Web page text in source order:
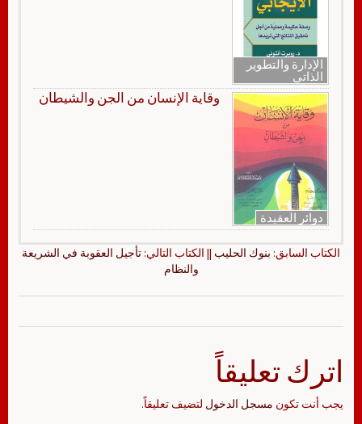
الإدارة والتطوير
الذاتي
دوائر العقيدة
وقاية الإنسان من الجن والشيطان
الكتاب السابق: بنوك الحليب || الكتاب التالي: تأجيل العقوبة في الشريعة
والنظام
اترك تعليقاً
يجب أنت تكون مسجل الدخول لتضيف تعليقاً.